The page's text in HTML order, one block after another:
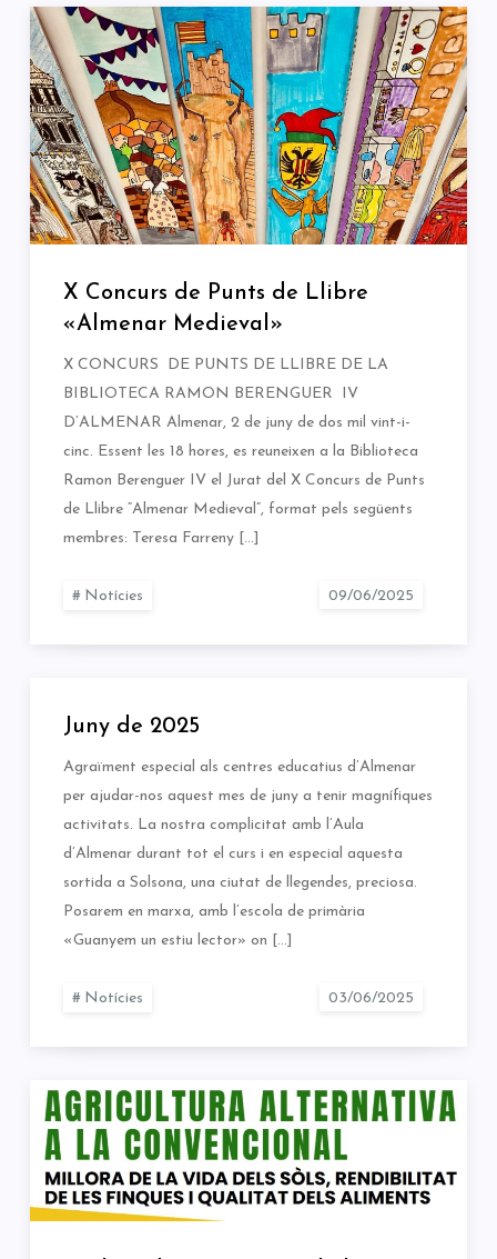
X Concurs de Punts de Llibre
«Almenar Medieval»
X CONCURS DE PUNTS DE LLIBRE DE LA
BIBLIOTECA RAMON BERENGUER IV
D’ALMENAR Almenar, 2 de juny de dos mil vint-i-
cinc. Essent les 18 hores, es reuneixen a la Biblioteca
Ramon Berenguer IV el Jurat del X Concurs de Punts
de Llibre “Almenar Medieval”, format pels següents
membres: Teresa Farreny […]
Notícies
Juny de 2025
Agraïment especial als centres educatius d’Almenar
per ajudar-nos aquest mes de juny a tenir magnífiques
activitats. La nostra complicitat amb l’Aula
d’Almenar durant tot el curs i en especial aquesta
sortida a Solsona, una ciutat de llegendes, preciosa.
Posarem en marxa, amb l’escola de primària
«Guanyem un estiu lector» on […]
Notícies